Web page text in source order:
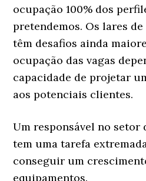
ocupação 100% dos
pretendemos. Os lares
têm desafios ainda
ocupação das vagas
capacidade de projetar
aos potenciais clientes.
Um responsável no setor
tem uma tarefa
conseguir um
equipamentos.